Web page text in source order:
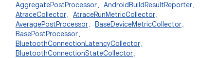
AggregatePostProcessor、 AndroidBuildResultReporter、
AtraceCollector、 AtraceRunMetricCollector、
AveragePostProcessor、 BaseDeviceMetricCollector、
BasePostProcessor、
BluetoothConnectionLatencyCollector、
BluetoothConnectionStateCollector、